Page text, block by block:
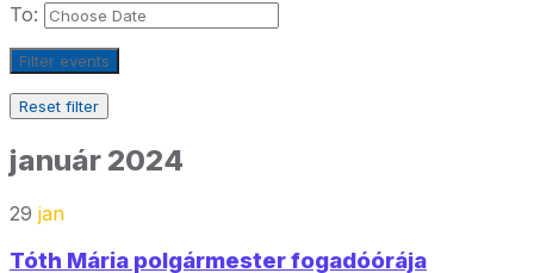
To:
Filter events
Reset filter
január 2024
29 jan
Tóth Mária polgármester fogadóórája